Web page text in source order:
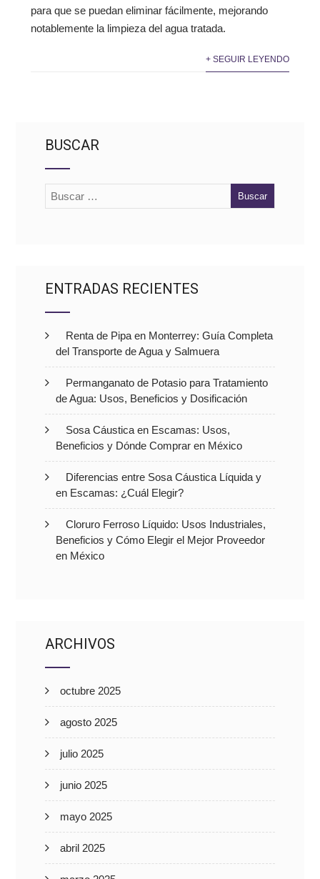
para que se puedan eliminar fácilmente, mejorando
notablemente la limpieza del agua tratada.
+ SEGUIR LEYENDO
BUSCAR
ENTRADAS RECIENTES
Renta de Pipa en Monterrey: Guía Completa
del Transporte de Agua y Salmuera
Permanganato de Potasio para Tratamiento
de Agua: Usos, Beneficios y Dosificación
Sosa Cáustica en Escamas: Usos,
Beneficios y Dónde Comprar en México
Diferencias entre Sosa Cáustica Líquida y
en Escamas: ¿Cuál Elegir?
Cloruro Ferroso Líquido: Usos Industriales,
Beneficios y Cómo Elegir el Mejor Proveedor
en México
ARCHIVOS
octubre 2025
agosto 2025
julio 2025
junio 2025
mayo 2025
abril 2025